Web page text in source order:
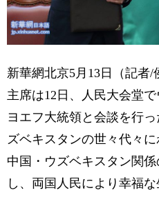
新華網北京5月13日（記者
主席は12日、人民大会堂
ヨエフ大統領と会談を行
ズベキスタンの世々代々に
中国・ウズベキスタン関
し、両国人民により幸福